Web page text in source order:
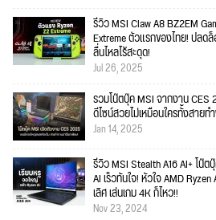
รีวิว MSI Claw A8 BZ2EM
Extreme ตัวแรกของไทย! ปลด
ลื่นไหลไร้สะดุด!
Jul 26, 2025
รวมโน๊ตบุ๊ค MSI จากงาน CES
ดีไซน์สวยไม่เหมือนใครทั้งสายท
Jan 14, 2025
รีวิว MSI Stealth A16 AI+ โน๊
AI เร็วทันใจ! หัวใจ AMD
เลิศ เล่นเกม 4K ก็ไหว!!
Nov 23, 2024